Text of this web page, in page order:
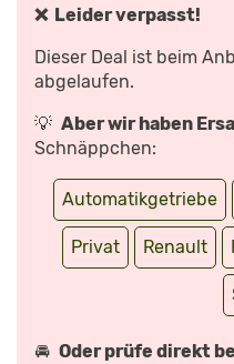
❌ Leider verpasst!
Dieser Deal ist beim
abgelaufen.
💡 Aber wir haben
Schnäppchen:
Automatikgetriebe
Privat Renault
🚘 Oder prüfe direkt
GEGNER
FAHRT
MIT
DENNIS
PETERMANN“
YOUTUBE
ANZEIGEN